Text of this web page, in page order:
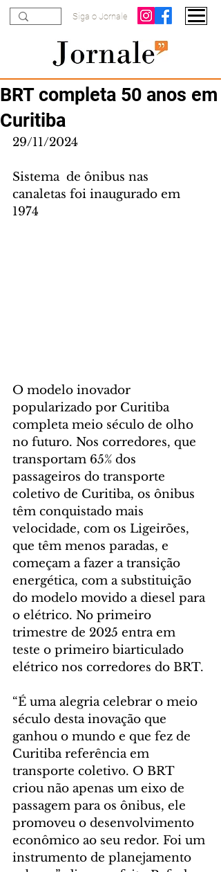
Siga o Jornale
BRT completa 50 anos em
Curitiba
29/11/2024
Sistema  de ônibus nas
canaletas foi inaugurado em
1974
O modelo inovador
popularizado por Curitiba
completa meio século de olho
no futuro. Nos corredores, que
transportam 65% dos
passageiros do transporte
coletivo de Curitiba, os ônibus
têm conquistado mais
velocidade, com os Ligeirões,
que têm menos paradas, e
começam a fazer a transição
energética, com a substituição
do modelo movido a diesel para
o elétrico. No primeiro
trimestre de 2025 entra em
teste o primeiro biarticulado
elétrico nos corredores do BRT.
“É uma alegria celebrar o meio
século desta inovação que
ganhou o mundo e que fez de
Curitiba referência em
transporte coletivo. O BRT
criou não apenas um eixo de
passagem para os ônibus, ele
promoveu o desenvolvimento
econômico ao seu redor. Foi um
instrumento de planejamento